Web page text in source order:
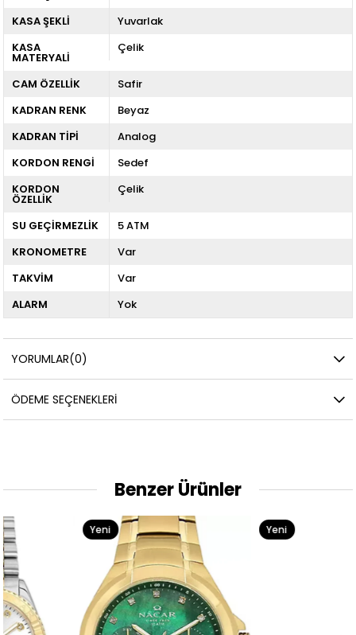
KASA ŞEKLİ
Yuvarlak
KASA
MATERYALİ
Çelik
CAM ÖZELLİK
Safir
KADRAN RENK
Beyaz
KADRAN TİPİ
Analog
KORDON RENGİ
Sedef
KORDON
ÖZELLİK
Çelik
SU GEÇİRMEZLİK
5 ATM
KRONOMETRE
Var
TAKVİM
Var
ALARM
Yok
YORUMLAR(0)
ÖDEME SEÇENEKLERI
Benzer Ürünler
Yeni
Ürün